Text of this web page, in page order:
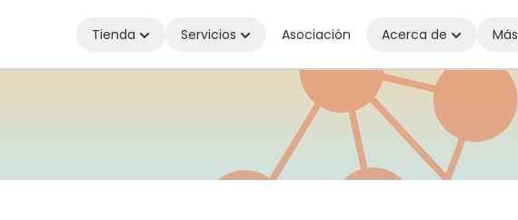
Tienda Servicios Asociación Acerca de Más
| Mantente conectado dondequiera que estés